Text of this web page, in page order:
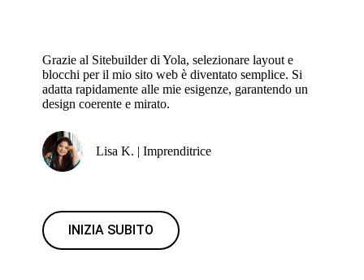
Grazie al Sitebuilder di Yola, selezionare layout e
blocchi per il mio sito web è diventato semplice. Si
adatta rapidamente alle mie esigenze, garantendo un
design coerente e mirato.
Lisa K. | Imprenditrice
INIZIA SUBITO